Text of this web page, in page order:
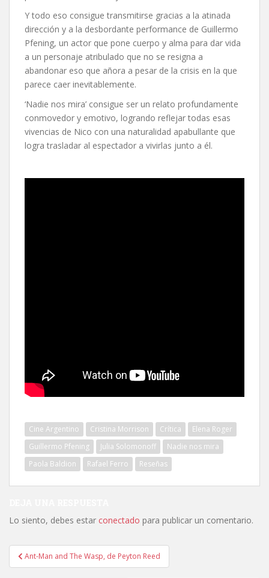
Y todo eso consigue transmitirse gracias a la atinada
dirección y a la desbordante performance de Guillermo
Pfening, un actor que pone cuerpo y alma para dar vida
a un personaje atribulado que no se resigna a
abandonar eso que añora a pesar de la crisis en la que
parece caer inevitablemente.
‘Nadie nos mira’ consigue ser un relato profundamente
conmovedor y emotivo, logrando reflejar todas esas
vivencias de Nico con una naturalidad apabullante que
logra trasladar al espectador a vivirlas junto a él.
Cine Argentino Cristina Morrison Crítica
Elena Roger
Guillermo Pfening
Julia Solomonoff
Nadie nos mira
Paola Baldion
Rafael Ferro Reseñas
Lo siento, debes estar conectado para publicar un comentario.
Navegación
de
Ant-Man and The Wasp, de Peyton Reed